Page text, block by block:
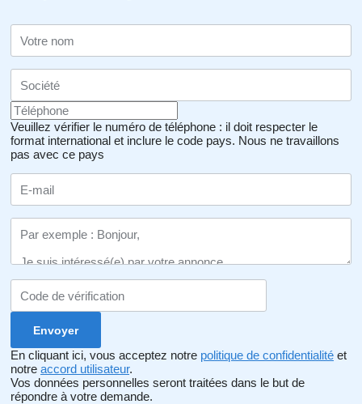
Veuillez vérifier le numéro de téléphone : il doit respecter le
format international et inclure le code pays. Nous ne travaillons
pas avec ce pays
En cliquant ici, vous acceptez notre politique de confidentialité et
notre accord utilisateur.
Vos données personnelles seront traitées dans le but de
répondre à votre demande.